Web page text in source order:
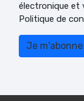
électronique et
Politique de